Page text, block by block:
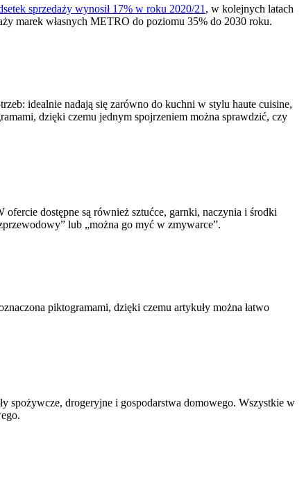
sprzedaży wynosił 17% w roku 2020/21, w kolejnych latach
marek własnych METRO do poziomu 35% do 2030 roku.
idealnie nadają się zarówno do kuchni w stylu haute cuisine,
dzięki czemu jednym spojrzeniem można sprawdzić, czy
dostępne są również sztućce, garnki, naczynia i środki
lub „można go myć w zmywarce”.
piktogramami, dzięki czemu artykuły można łatwo
spożywcze, drogeryjne i gospodarstwa domowego. Wszystkie w